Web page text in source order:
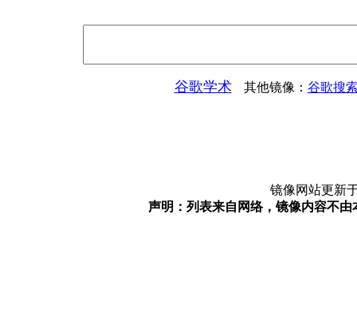
谷歌学术 其他镜像： 谷歌搜
镜像网站更新
声明：列表来自网络，镜像内容不